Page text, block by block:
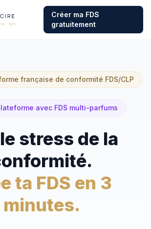
Créer ma FDS
gratuitement
française de conformité FDS/CLP
avec FDS multi-parfums
stress de la
ta FDS en 3
minutes.